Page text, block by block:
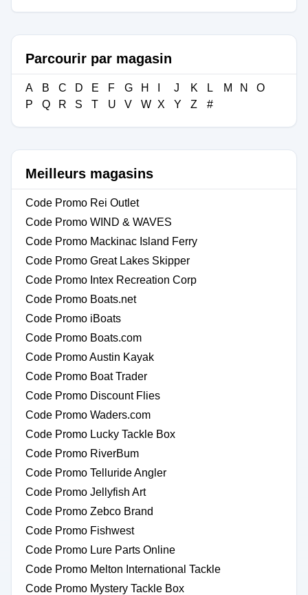
Parcourir par magasin
A B C D E F G H J K L M N
O
P
Q R S T U V W X Y Z #
Meilleurs magasins
Code Promo Rei Outlet
Code Promo WIND & WAVES
Code Promo Mackinac Island Ferry
Code Promo Great Lakes Skipper
Code Promo Intex Recreation Corp
Code Promo Boats.net
Code Promo iBoats
Code Promo Boats.com
Code Promo Austin Kayak
Code Promo Boat Trader
Code Promo Discount Flies
Code Promo Waders.com
Code Promo Lucky Tackle Box
Code Promo RiverBum
Code Promo Telluride Angler
Code Promo Jellyfish Art
Code Promo Zebco Brand
Code Promo Fishwest
Code Promo Lure Parts Online
Code Promo Melton International Tackle
Code Promo Mystery Tackle Box